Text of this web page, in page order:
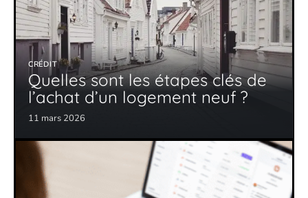
CRÉDIT
Quelles sont les étapes clés de
l’achat d’un logement neuf ?
11 mars 2026